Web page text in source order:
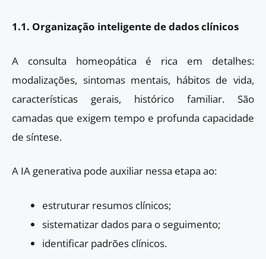
1.1. Organização inteligente de dados clínicos
A consulta homeopática é rica em detalhes:
modalizações, sintomas mentais, hábitos de vida,
características gerais, histórico familiar. São
camadas que exigem tempo e profunda capacidade
de síntese.
A IA generativa pode auxiliar nessa etapa ao:
estruturar resumos clínicos;
sistematizar dados para o seguimento;
identificar padrões clínicos.